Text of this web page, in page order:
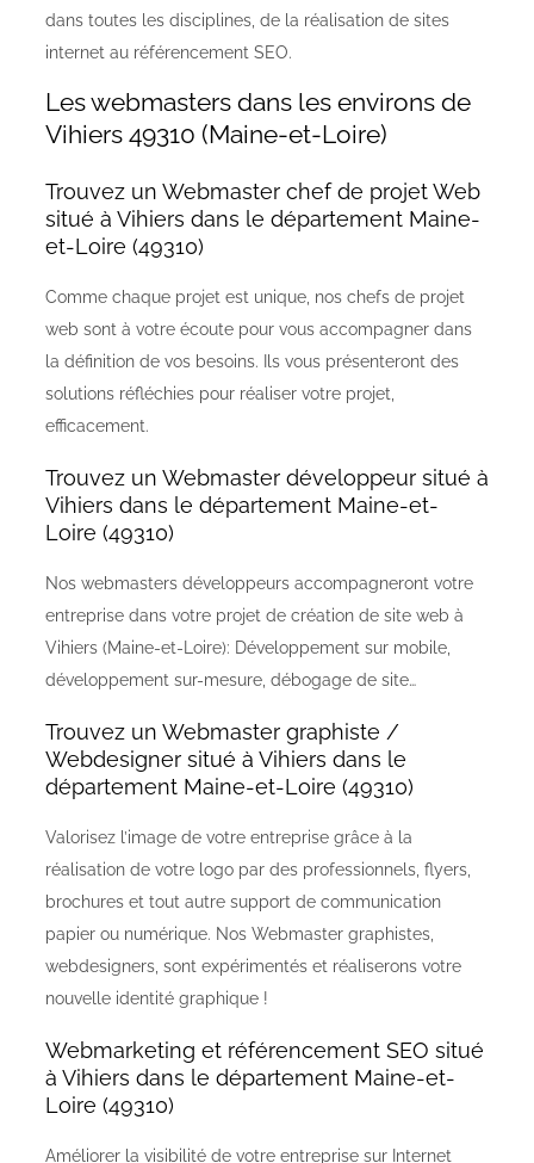
dans toutes les disciplines, de la réalisation de sites
internet au référencement SEO.
Les webmasters dans les environs de
Vihiers 49310 (Maine-et-Loire)
Trouvez un Webmaster chef de projet Web
situé à Vihiers dans le département Maine-
et-Loire (49310)
Comme chaque projet est unique, nos chefs de projet
web sont à votre écoute pour vous accompagner dans
la définition de vos besoins. Ils vous présenteront des
solutions réfléchies pour réaliser votre projet,
efficacement.
Trouvez un Webmaster développeur situé à
Vihiers dans le département Maine-et-
Loire (49310)
Nos webmasters développeurs accompagneront votre
entreprise dans votre projet de création de site web à
Vihiers (Maine-et-Loire): Développement sur mobile,
développement sur-mesure, débogage de site…
Trouvez un Webmaster graphiste /
Webdesigner situé à Vihiers dans le
département Maine-et-Loire (49310)
Valorisez l’image de votre entreprise grâce à la
réalisation de votre logo par des professionnels, flyers,
brochures et tout autre support de communication
papier ou numérique. Nos Webmaster graphistes,
webdesigners, sont expérimentés et réaliserons votre
nouvelle identité graphique !
Webmarketing et référencement SEO situé
à Vihiers dans le département Maine-et-
Loire (49310)
Améliorer la visibilité de votre entreprise sur Internet